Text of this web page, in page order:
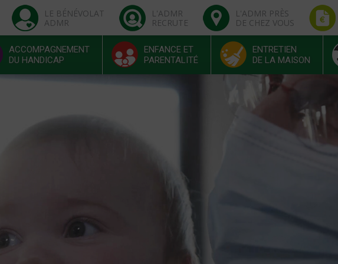
LE BÉNÉVOLAT
ADMR
L'ADMR
RECRUTE
L'ADMR PRÈS
DE CHEZ VOUS
ACCOMPAGNEMENT
DU HANDICAP
ENFANCE ET
PARENTALITÉ
ENTRETIEN
DE LA MAISON